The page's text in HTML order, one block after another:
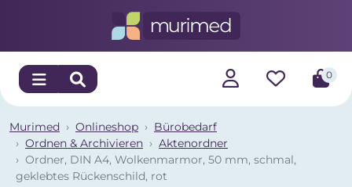
0
Murimed Onlineshop
Bürobedarf
Ordnen & Archivieren
Aktenordner
Ordner, DIN A4, Wolkenmarmor, 50 mm, schmal,
geklebtes Rückenschild, rot